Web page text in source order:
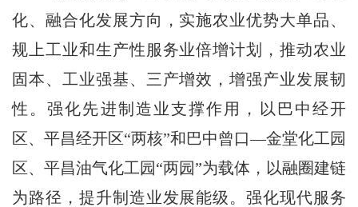
化、融合化发展方向，实施农业优势大单品、
规上工业和生产性服务业倍增计划，推动农业
固本、工业强基、三产增效，增强产业发展韧
性。强化先进制造业支撑作用，以巴中经开
区、平昌经开区“两核”和巴中曾口―金堂化工园
区、平昌油气化工园“两园”为载体，以融圈建链
为路径，提升制造业发展能级。强化现代服务